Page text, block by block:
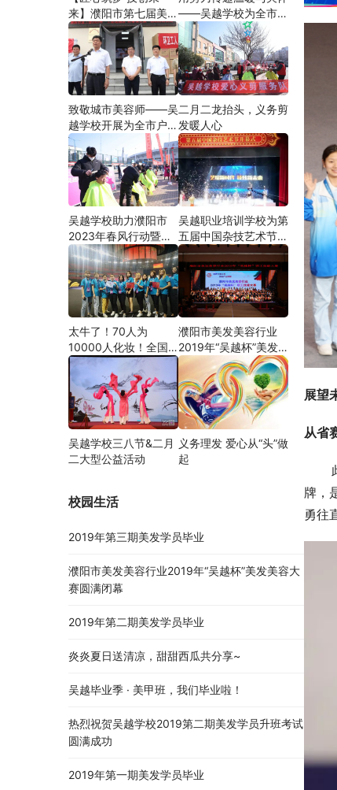
展望
从省
此
牌，
勇往
来】濮阳市第七届美发
美容行业技能大赛在市
工人文化宫隆重举行
——吴越学校为全市户
外劳动者爱心义剪
致敬城市美容师——吴
越学校开展为全市户外
劳动者爱心义剪活动
二月二龙抬头，义务剪
发暖人心
吴越学校助力濮阳市
2023年春风行动暨就
业援助月”首场新春招
聘会活动
吴越职业培训学校为第
五届中国杂技艺术节加
油添彩
太牛了！70人为
10000人化妆！全国
关注的盛事你知道吗？
濮阳市美发美容行业
2019年“吴越杯”美发
美容大赛圆满闭幕
吴越学校三八节&二月
二大型公益活动
义务理发 爱心从“头”做
起
校园生活
2019年第三期美发学员毕业
濮阳市美发美容行业2019年“吴越杯”美发美容大
赛圆满闭幕
2019年第二期美发学员毕业
炎炎夏日送清凉，甜甜西瓜共分享~
吴越毕业季 · 美甲班，我们毕业啦！
热烈祝贺吴越学校2019第二期美发学员升班考试
圆满成功
2019年第一期美发学员毕业